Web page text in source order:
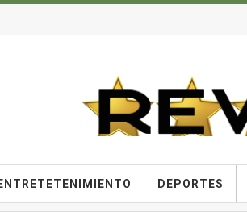
ENTRETETENIMIENTO DEPORTES